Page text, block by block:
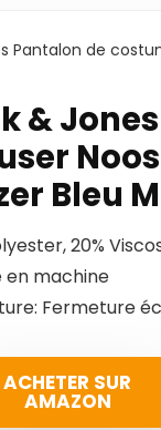
de
&
Bleu
20%
en machine
Fermeture
ACHETER SUR
AMAZON